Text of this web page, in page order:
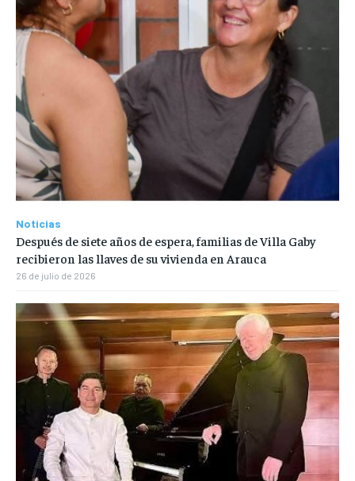
Noticias
Después de siete años de espera, familias de Villa Gaby
recibieron las llaves de su vivienda en Arauca
26 de julio de 2026